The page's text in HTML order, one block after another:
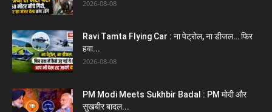
2026-08-08
Ravi Tamta Flying Car : ना पेट्रोल, ना डीजल… फिर
हवा...
2026-08-08
PM Modi Meets Sukhbir Badal : PM मोदी और
सुखबीर बादल...